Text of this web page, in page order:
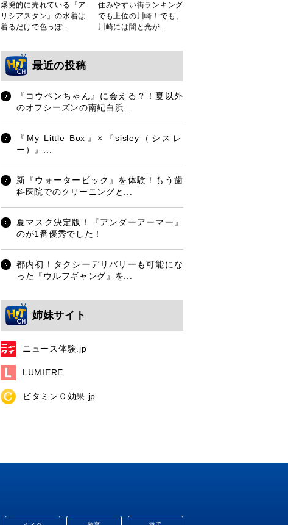
爆発的に売れている『ア
リシアスタン』の水着は
着るだけで色っぽ...
住みやすい街ランキング
でも上位の川崎！でも、
川崎には闇と光が...
最近の投稿
『コウペンちゃん』に会える？！夏以外
のオフシーズンの南紀白浜...
『My Little Box』×『sisley（シスレ
ー）』...
新『ウォーターピック』を体験！もう歯
科医院でのクリーニングと...
夏マスク決定版！『アンダーアーマー』
のが1番優秀でした！
都内初！タクシーデリバリーも可能にな
った『ウルフギャング』を...
姉妹サイト
ニュース体験.jp
LUMIERE
ビタミンＣ効果.jp